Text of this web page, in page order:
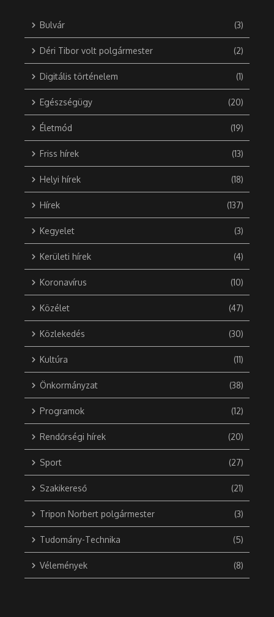
Bulvár (3)
Déri Tibor volt polgármester (2)
Digitális történelem (1)
Egészségügy (20)
Életmód (19)
Friss hírek (13)
Helyi hírek (18)
Hírek (137)
Kegyelet (3)
Kerületi hírek (4)
Koronavírus (10)
Közélet (47)
Közlekedés (30)
Kultúra (11)
Önkormányzat (38)
Programok (12)
Rendőrségi hírek (20)
Sport (27)
Szakikereső (21)
Tripon Norbert polgármester (3)
Tudomány-Technika (5)
Vélemények (8)